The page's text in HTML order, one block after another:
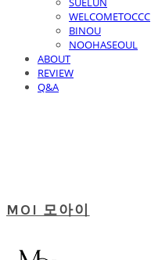
WELCOMETOCCC
BINOU
NOOHASEOUL
ABOUT
REVIEW
Q&A
MOI 모아이